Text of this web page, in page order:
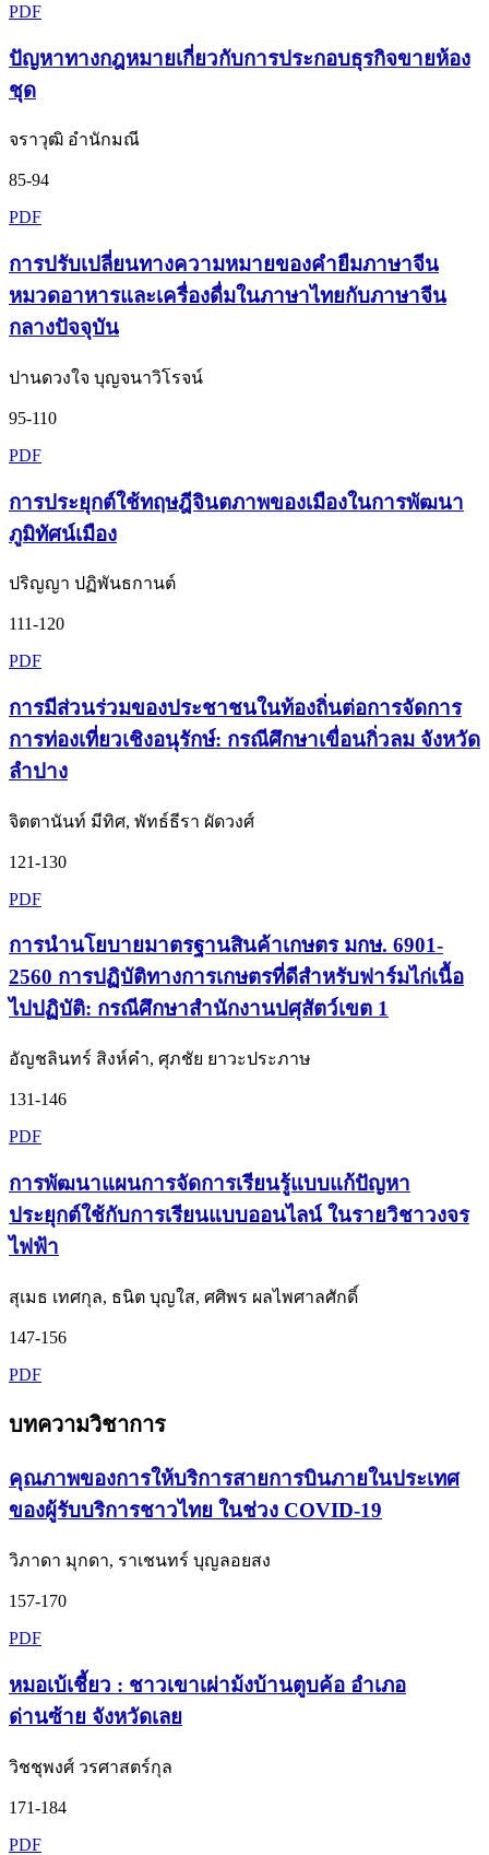
PDF
ปัญหาทางกฎหมายเกี่ยวกับการประกอบธุรกิจขายห้อง
ชุด
จราวุฒิ อำนักมณี
85-94
PDF
การปรับเปลี่ยนทางความหมายของคำยืมภาษาจีน
หมวดอาหารและเครื่องดื่มในภาษาไทยกับภาษาจีน
กลางปัจจุบัน
ปานดวงใจ บุญจนาวิโรจน์
95-110
PDF
การประยุกต์ใช้ทฤษฎีจินตภาพของเมืองในการพัฒนา
ภูมิทัศน์เมือง
ปริญญา ปฏิพันธกานต์
111-120
PDF
การมีส่วนร่วมของประชาชนในท้องถิ่นต่อการจัดการ
การท่องเที่ยวเชิงอนุรักษ์: กรณีศึกษาเขื่อนกิ่วลม จังหวัด
ลำปาง
จิตตานันท์ มีทิศ, พัทธ์ธีรา ผัดวงศ์
121-130
PDF
การนำนโยบายมาตรฐานสินค้าเกษตร มกษ. 6901-
2560 การปฏิบัติทางการเกษตรที่ดีสำหรับฟาร์มไก่เนื้อ
ไปปฏิบัติ: กรณีศึกษาสำนักงานปศุสัตว์เขต 1
อัญชลินทร์ สิงห์คำ, ศุภชัย ยาวะประภาษ
131-146
PDF
การพัฒนาแผนการจัดการเรียนรู้แบบแก้ปัญหา
ประยุกต์ใช้กับการเรียนแบบออนไลน์ ในรายวิชาวงจร
ไฟฟ้า
สุเมธ เทศกุล, ธนิต บุญใส, ศศิพร ผลไพศาลศักดิ์
147-156
PDF
บทความวิชาการ
คุณภาพของการให้บริการสายการบินภายในประเทศ
ของผู้รับบริการชาวไทย ในช่วง COVID-19
วิภาดา มุกดา, ราเชนทร์ บุญลอยสง
157-170
PDF
หมอเบ้เชี้ยว : ชาวเขาเผ่าม้งบ้านตูบค้อ อำเภอ
ด่านซ้าย จังหวัดเลย
วิชชุพงศ์ วรศาสตร์กุล
171-184
PDF